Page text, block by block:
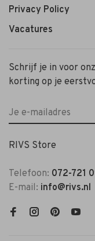
Privacy Policy
Vacatures
Schrijf je in voor
korting op je
RIVS Store
Telefoon: 072-721
E-mail: info@rivs.nl